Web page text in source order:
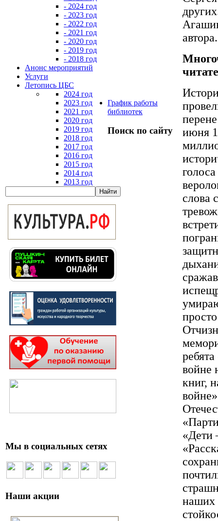
- 2024 год
- 2023 год
- 2022 год
- 2021 год
- 2020 год
- 2019 год
- 2018 год
Анонс мероприятий
Услуги
Летопись ЦБС
2024 год
2023 год
2021 год
2020 год
2019 год
2018 год
2017 год
2016 год
2015 год
2014 год
2013 год
График работы
библиотек
Поиск по сайту
Мы в социальных сетях
Наши акции
июня
слова
войне
книг,
«Дети
наших